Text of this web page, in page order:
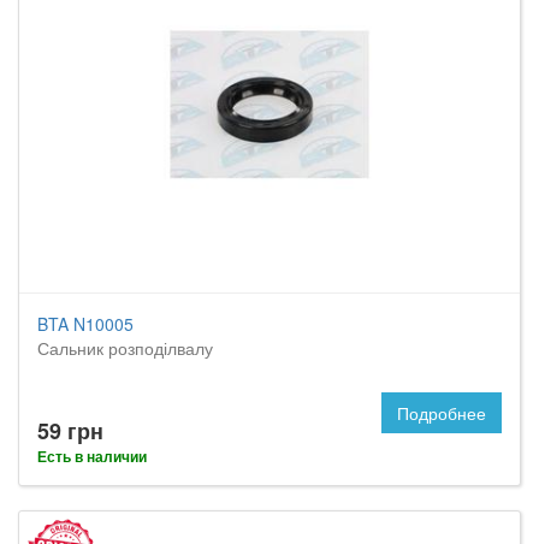
BTA N10005
Сальник розподілвалу
59 грн
Есть в наличии
Подробнее